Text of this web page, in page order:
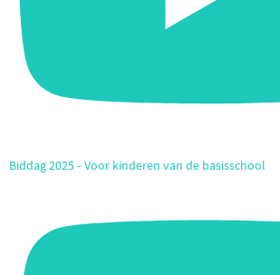
Biddag 2025 ‐ Voor kinderen van de basisschool